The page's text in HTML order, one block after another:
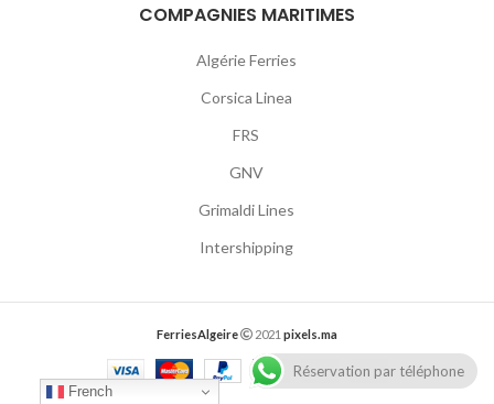
COMPAGNIES MARITIMES
Algérie Ferries
Corsica Linea
FRS
GNV
Grimaldi Lines
Intershipping
FerriesAlgeire 2021 pixels.ma
French
Réservation par téléphone